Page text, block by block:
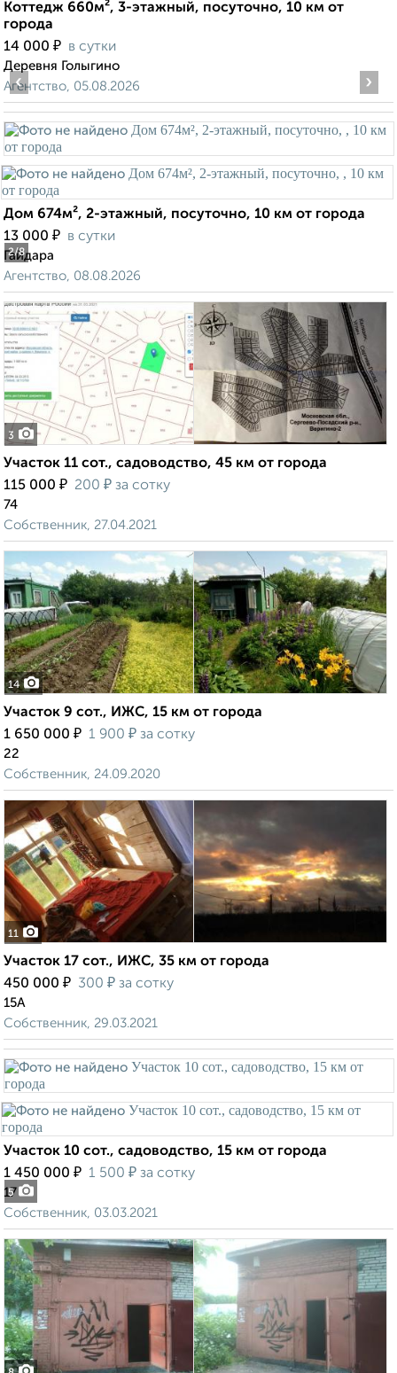
Коттедж 660м², 3-этажный, посуточно, 10 км от
города
14 000 ₽ в сутки
Деревня Голыгино
Агентство, 05.08.2026
2/8
‹ ›
Дом 674м², 2-этажный, посуточно, 10 км от города
13 000 ₽ в сутки
Гайдара
Агентство, 08.08.2026
3
Участок 11 сот., садоводство, 45 км от города
115 000 ₽ 200 ₽ за сотку
74
Собственник, 27.04.2021
14
Участок 9 сот., ИЖС, 15 км от города
1 650 000 ₽ 1 900 ₽ за сотку
22
Собственник, 24.09.2020
11
Участок 17 сот., ИЖС, 35 км от города
450 000 ₽ 300 ₽ за сотку
15А
Собственник, 29.03.2021
5
Участок 10 сот., садоводство, 15 км от города
1 450 000 ₽ 1 500 ₽ за сотку
17
Собственник, 03.03.2021